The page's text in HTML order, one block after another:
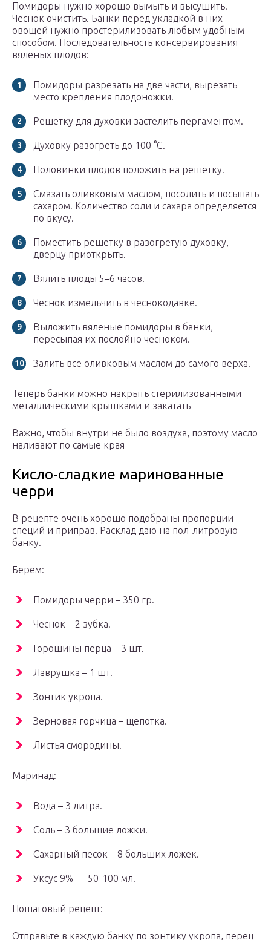
Помидоры нужно хорошо вымыть и высушить.
Чеснок очистить. Банки перед укладкой в них
овощей нужно простерилизовать любым удобным
способом. Последовательность консервирования
вяленых плодов:
Помидоры разрезать на две части, вырезать
место крепления плодоножки.
Решетку для духовки застелить пергаментом.
Духовку разогреть до 100 °C.
Половинки плодов положить на решетку.
Смазать оливковым маслом, посолить и посыпать
сахаром. Количество соли и сахара определяется
по вкусу.
Поместить решетку в разогретую духовку,
дверцу приоткрыть.
Вялить плоды 5–6 часов.
Чеснок измельчить в чеснокодавке.
Выложить вяленые помидоры в банки,
пересыпая их послойно чесноком.
Залить все оливковым маслом до самого верха.
Теперь банки можно накрыть стерилизованными
металлическими крышками и закатать
Важно, чтобы внутри не было воздуха, поэтому масло
наливают по самые края
Кисло-сладкие маринованные
черри
В рецепте очень хорошо подобраны пропорции
специй и приправ. Расклад даю на пол-литровую
банку.
Берем:
Помидоры черри – 350 гр.
Чеснок – 2 зубка.
Горошины перца – 3 шт.
Лаврушка – 1 шт.
Зонтик укропа.
Зерновая горчица – щепотка.
Листья смородины.
Маринад:
Вода – 3 литра.
Соль – 3 большие ложки.
Сахарный песок – 8 больших ложек.
Уксус 9% — 50-100 мл.
Пошаговый рецепт:
Отправьте в каждую банку по зонтику укропа, перец